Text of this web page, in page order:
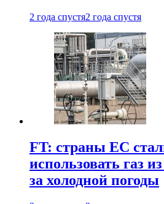
2 года спустя2 года спустя
FT: страны ЕС
использовать газ
за холодной погоды